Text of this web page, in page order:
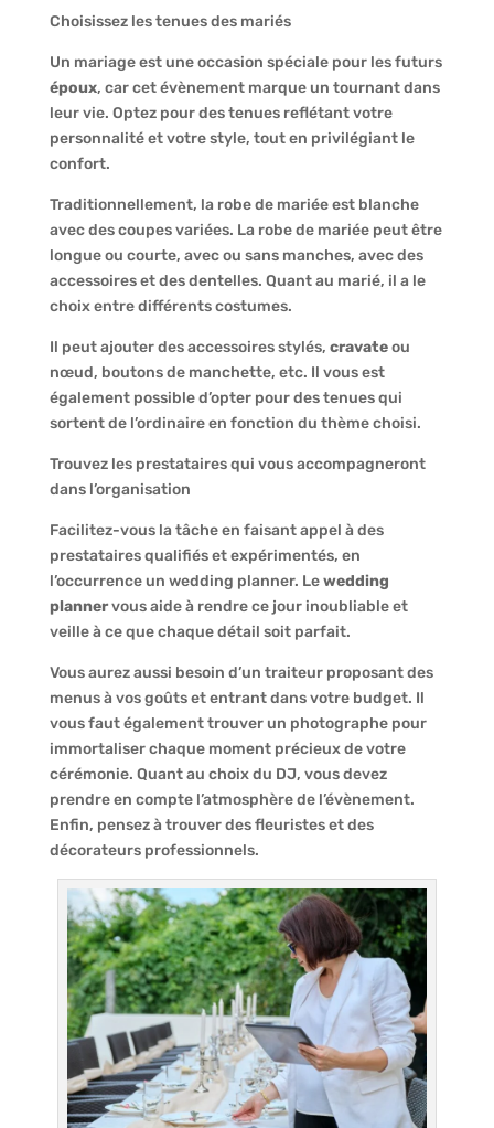
Choisissez les tenues des mariés
Un mariage est une occasion spéciale pour les futurs
époux, car cet évènement marque un tournant dans
leur vie. Optez pour des tenues reflétant votre
personnalité et votre style, tout en privilégiant le
confort.
Traditionnellement, la robe de mariée est blanche
avec des coupes variées. La robe de mariée peut être
longue ou courte, avec ou sans manches, avec des
accessoires et des dentelles. Quant au marié, il a le
choix entre différents costumes.
Il peut ajouter des accessoires stylés, cravateou
nœud, boutons de manchette, etc. Il vous est
également possible d’opter pour des tenues qui
sortent de l’ordinaire en fonction du thème choisi.
Trouvez les prestataires qui vous accompagneront
dans l’organisation
Facilitez-vous la tâche en faisant appel à des
prestataires qualifiés et expérimentés, en
l’occurrence un wedding planner. Lewedding
plannervous aide à rendre ce jour inoubliable et
veille à ce que chaque détail soit parfait.
Vous aurez aussi besoin d’un traiteur proposant des
menus à vos goûts et entrant dans votre budget. Il
vous faut également trouver un photographe pour
immortaliser chaque moment précieux de votre
cérémonie. Quant au choix du DJ, vous devez
prendre en compte l’atmosphère de l’évènement.
Enfin, pensez à trouver des fleuristes et des
décorateurs professionnels.